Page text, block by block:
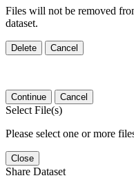
Files will not be removed
dataset.
Delete Cancel
Continue Cancel
Select File(s)
Please select one or more
Close
Share Dataset